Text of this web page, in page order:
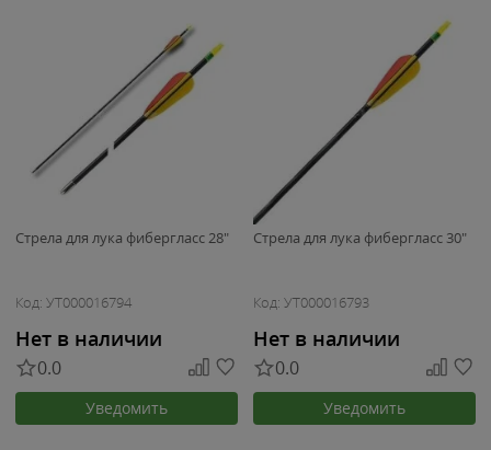
Стрела для лука фибергласс 28"
Код: УТ000016794
Нет в наличии
0.0
Уведомить
Стрела для лука фибергласс 30"
Код: УТ000016793
Нет в наличии
0.0
Уведомить